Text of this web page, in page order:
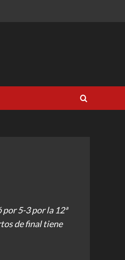
5-3 por la 12ª
de final tiene